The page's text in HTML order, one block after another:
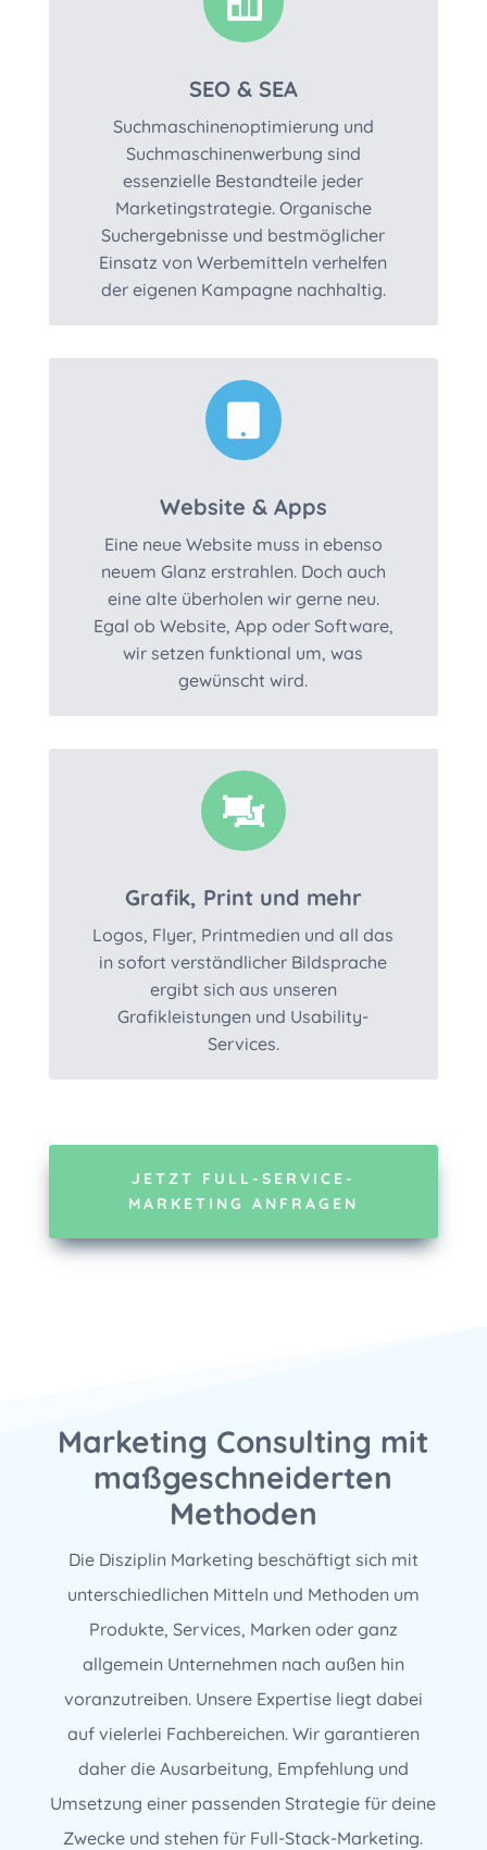
SEO & SEA
Suchmaschinenoptimierung und
Suchmaschinenwerbung sind
essenzielle Bestandteile jeder
Marketingstrategie. Organische
Suchergebnisse und bestmöglicher
Einsatz von Werbemitteln verhelfen
der eigenen Kampagne nachhaltig.
Website & Apps
Eine neue Website muss in ebenso
neuem Glanz erstrahlen. Doch auch
eine alte überholen wir gerne neu.
Egal ob Website, App oder Software,
wir setzen funktional um, was
gewünscht wird.

Grafik, Print und mehr
Logos, Flyer, Printmedien und all das
in sofort verständlicher Bildsprache
ergibt sich aus unseren
Grafikleistungen und Usability-
Services.
JETZT FULL-SERVICE-
MARKETING ANFRAGEN
Marketing Consulting mit
maßgeschneiderten
Methoden
Die Disziplin Marketing beschäftigt sich mit
unterschiedlichen Mitteln und Methoden um
Produkte, Services, Marken oder ganz
allgemein Unternehmen nach außen hin
voranzutreiben. Unsere Expertise liegt dabei
auf vielerlei Fachbereichen. Wir garantieren
daher die Ausarbeitung, Empfehlung und
Umsetzung einer passenden Strategie für deine
Zwecke und stehen für Full-Stack-Marketing.